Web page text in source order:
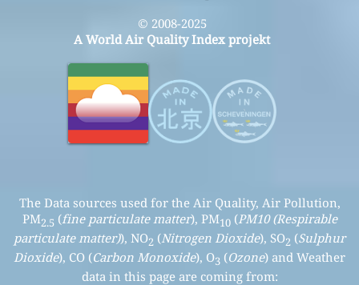
© 2008-2025
A World Air Quality Index projekt
The Data sources used for the Air Quality, Air Pollution,
PM2.5 (fine particulate matter), PM10(PM10 (Respirable
particulate matter)), NO2 (Nitrogen Dioxide), SO2 (Sulphur
Dioxide), CO (Carbon Monoxide), O3 (Ozone) and Weather
data in this page are coming from: